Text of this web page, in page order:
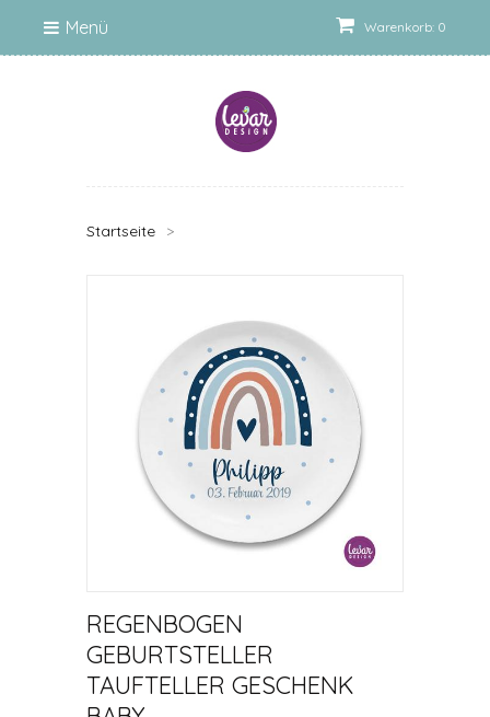
Warenkorb: 0
Menü
Startseite >
REGENBOGEN
GEBURTSTELLER
TAUFTELLER GESCHENK